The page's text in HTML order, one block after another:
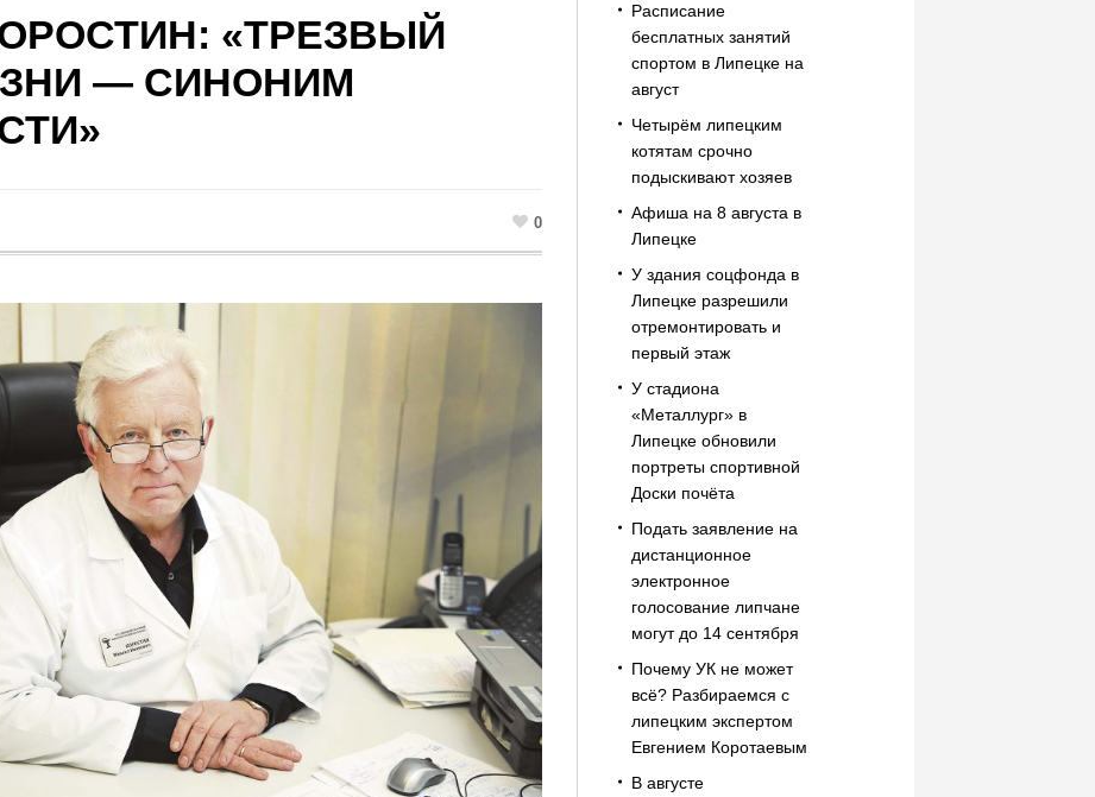
«ТРЕЗВЫЙ
— СИНОНИМ
0
Расписание
бесплатных занятий
спортом в Липецке на
август
Четырём липецким
котятам срочно
подыскивают хозяев
Афиша на 8 августа в
Липецке
У здания соцфонда в
Липецке разрешили
отремонтировать и
первый этаж
У стадиона
«Металлург» в
Липецке обновили
портреты спортивной
Доски почёта
Подать заявление на
дистанционное
электронное
голосование липчане
могут до 14 сентября
Почему УК не может
всё? Разбираемся с
липецким экспертом
Евгением Коротаевым
В августе